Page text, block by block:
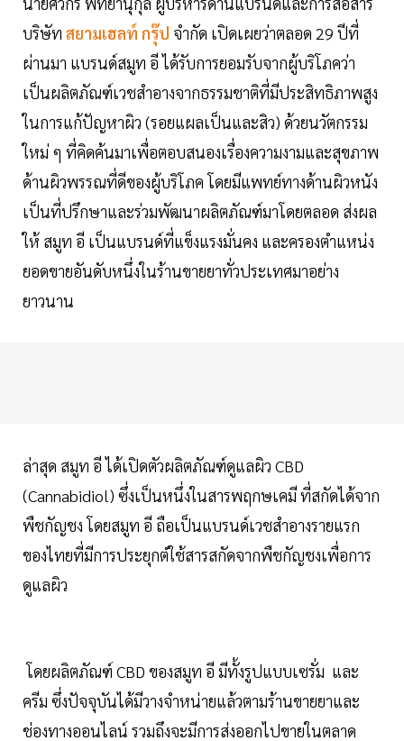
บริษัท สยามเฮลท์ กรุ๊ป จำกัด เปิดเผยว่าตลอด 29 ปีที่
ผ่านมา แบรนด์สมูท อี ได้รับการยอมรับจากผู้บริโภคว่า
เป็นผลิตภัณฑ์เวชสำอางจากธรรมชาติที่มีประสิทธิภาพสูง
ในการแก้ปัญหาผิว (รอยแผลเป็นและสิว) ด้วยนวัตกรรม
ใหม่ ๆ ที่คิดค้นมาเพื่อตอบสนองเรื่องความงามและสุขภาพ
ด้านผิวพรรณที่ดีของผู้บริโภค โดยมีแพทย์ทางด้านผิวหนัง
เป็นที่ปรึกษาและร่วมพัฒนาผลิตภัณฑ์มาโดยตลอด ส่งผล
ให้ สมูท อี เป็นแบรนด์ที่แข็งแรงมั่นคง และครองตำแหน่ง
ยอดขายอันดับหนึ่งในร้านขายยาทั่วประเทศมาอย่าง
ยาวนาน
ล่าสุด สมูท อี ได้เปิดตัวผลิตภัณฑ์ดูแลผิว CBD
(Cannabidiol) ซึ่งเป็นหนึ่งในสารพฤกษเคมี ที่สกัดได้จาก
พืชกัญชง โดยสมูท อี ถือเป็นแบรนด์เวชสำอางรายแรก
ของไทยที่มีการประยุกต์ใช้สารสกัดจากพืชกัญชงเพื่อการ
ดูแลผิว
โดยผลิตภัณฑ์ CBD ของสมูท อี มีทั้งรูปแบบเซรั่ม และ
ครีม ซึ่งปัจจุบันได้มีวางจำหน่ายแล้วตามร้านขายยาและ
ช่องทางออนไลน์ รวมถึงจะมีการส่งออกไปขายในตลาด